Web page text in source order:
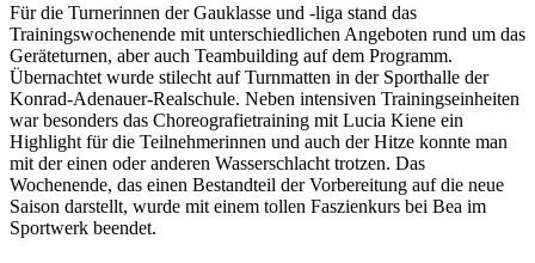
Für die Turnerinnen der Gauklasse und -liga stand das
Trainingswochenende mit unterschiedlichen Angeboten rund um das
Geräteturnen, aber auch Teambuilding auf dem Programm.
Übernachtet wurde stilecht auf Turnmatten in der Sporthalle der
Konrad-Adenauer-Realschule. Neben intensiven Trainingseinheiten
war besonders das Choreografietraining mit Lucia Kiene ein
Highlight für die Teilnehmerinnen und auch der Hitze konnte man
mit der einen oder anderen Wasserschlacht trotzen. Das
Wochenende, das einen Bestandteil der Vorbereitung auf die neue
Saison darstellt, wurde mit einem tollen Faszienkurs bei Bea im
Sportwerk beendet.